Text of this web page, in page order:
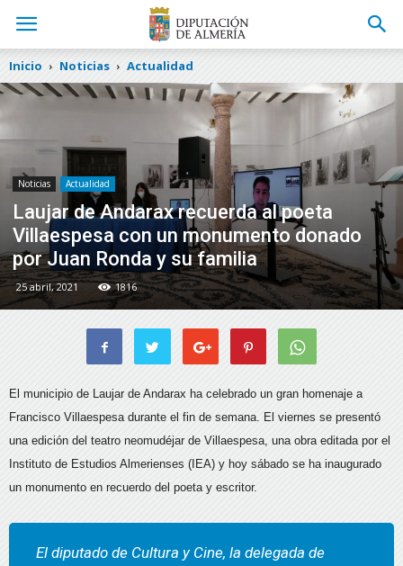
Inicio Noticias Actualidad
Noticias Actualidad
Laujar de Andarax recuerda al poeta
Villaespesa con un monumento donado
por Juan Ronda y su familia
25 abril, 2021 1816
El municipio de Laujar de Andarax ha celebrado un gran homenaje a
Francisco Villaespesa durante el fin de semana. El viernes se presentó
una edición del teatro neomudéjar de Villaespesa, una obra editada por el
Instituto de Estudios Almerienses (IEA) y hoy sábado se ha inaugurado
un monumento en recuerdo del poeta y escritor.
El diputado de Cultura y Cine, la delegada de